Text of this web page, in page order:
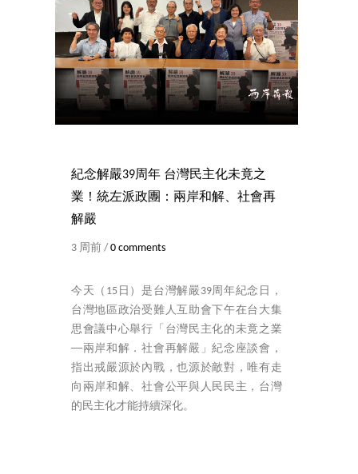
紀念解嚴39周年 台灣民主化未竟之
業！統左派政團：兩岸和解、社會再
解嚴
3 周前 /0 comments
今天（15日）是台灣解嚴39周年紀念日，
台灣地區政治受難人互助會下午在台大集
思會議中心舉行「台灣民主化的未竟之業
──兩岸和解．社會再解嚴」紀念座談會，
指出戒嚴源於內戰，也源於敵對，唯有走
向兩岸和解、社會公平與人民民主，台灣
的民主化才能持續深化。